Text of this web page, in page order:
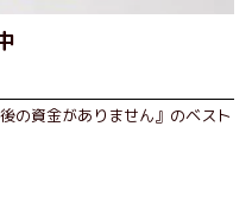
資金がありません』のベスト